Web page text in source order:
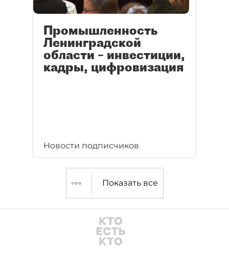
Промышленность
Ленинградской
области – инвестиции,
кадры, цифровизация
Новости подписчиков
Показать все